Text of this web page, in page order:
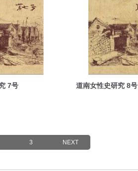
7号 道南女性史研究 8号
3 NEXT